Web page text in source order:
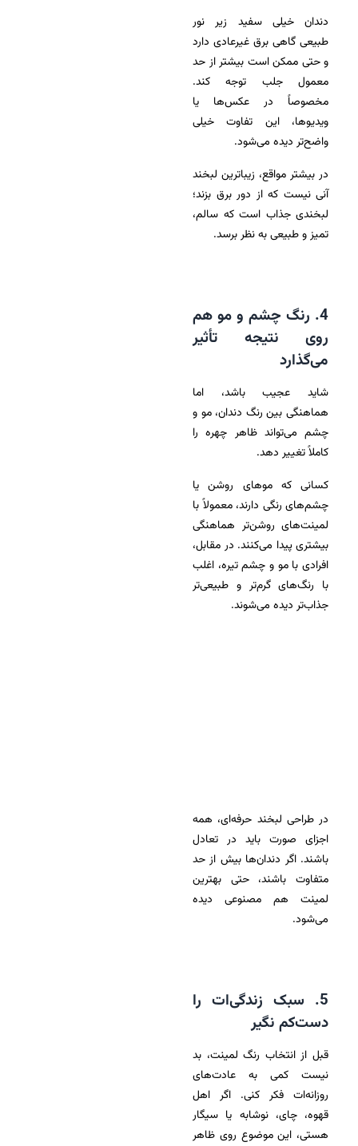
دندان خیلی سفید زیر نور
طبیعی گاهی برق غیرعادی دارد
و حتی ممکن است بیشتر از حد
معمول جلب توجه کند.
مخصوصاً در عکس‌ها یا
ویدیوها، این تفاوت خیلی
واضح‌تر دیده می‌شود.
در بیشتر مواقع، زیباترین لبخند
آنی نیست که از دور برق بزند؛
لبخندی جذاب است که سالم،
تمیز و طبیعی به نظر برسد.
4. رنگ چشم و مو هم
روی نتیجه تأثیر
می‌گذارد
شاید عجیب باشد، اما
هماهنگی بین رنگ دندان، مو و
چشم می‌تواند ظاهر چهره را
کاملاً تغییر دهد.
کسانی که موهای روشن یا
چشم‌های رنگی دارند، معمولاً با
لمینت‌های روشن‌تر هماهنگی
بیشتری پیدا می‌کنند. در مقابل،
افرادی با مو و چشم تیره، اغلب
با رنگ‌های گرم‌تر و طبیعی‌تر
جذاب‌تر دیده می‌شوند.
در طراحی لبخند حرفه‌ای، همه
اجزای صورت باید در تعادل
باشند. اگر دندان‌ها بیش از حد
متفاوت باشند، حتی بهترین
لمینت هم مصنوعی دیده
می‌شود.
5. سبک زندگی‌ات را
دست‌کم نگیر
قبل از انتخاب رنگ لمینت، بد
نیست کمی به عادت‌های
روزانه‌ات فکر کنی. اگر اهل
قهوه، چای، نوشابه یا سیگار
هستی، این موضوع روی ظاهر